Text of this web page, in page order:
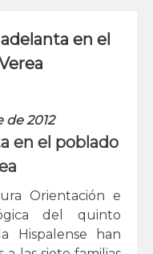
en el
de 2012
en el poblado
Orientación e
del quinto
Hispalense han